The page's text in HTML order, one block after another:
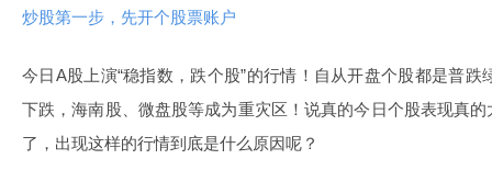
炒股第一步，先开个股票账户
今日A股上演“稳指数，跌个股”的行情！自从开盘个股都是普
下跌，海南股、微盘股等成为重灾区！说真的今日个股表现真
了，出现这样的行情到底是什么原因呢？